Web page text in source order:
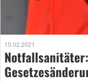
15.02.2021